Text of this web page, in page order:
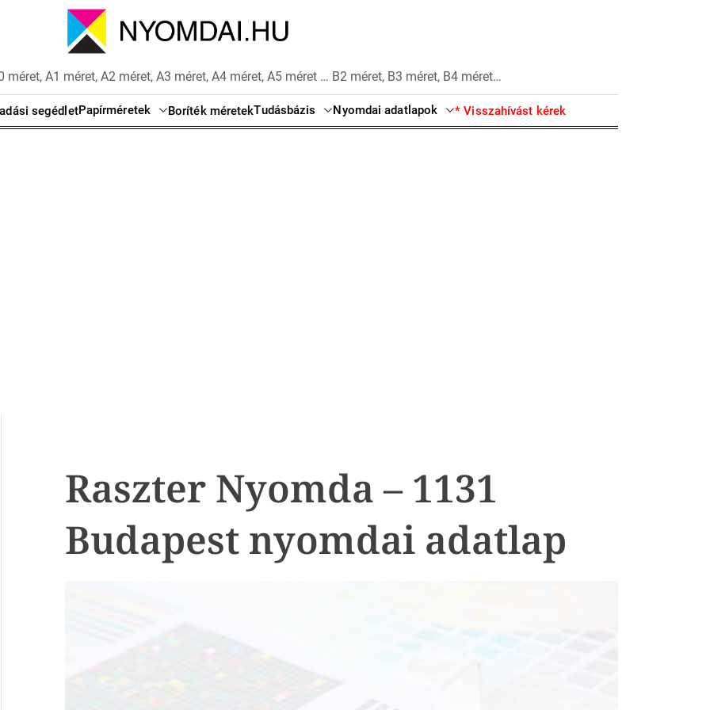
A1 méret, A2 méret, A3 méret, A4 méret, A5 méret … B2 méret, B3 méret, B4 méret…
segédletPapírméretek Boríték méretekTudásbázis Nyomdai adatlapok * Visszahívást kérek
Raszter Nyomda – 1131
Budapest nyomdai adatlap